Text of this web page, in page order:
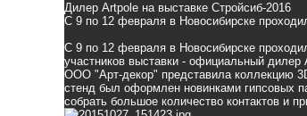
Дилер Artpole на выставке Стройсиб-2016
С 9 по 12 февраля в Новосибирске
С 9 по 12 февраля в Новосибирске
участников выставки - официальный дилер
ООО "Арт-декор" представила коллекцию 3
стенд был оформлен новинками гипсовых
собрать большое количество контактов и